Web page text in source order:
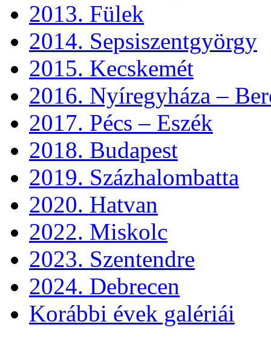
2013. Fülek
2014. Sepsiszentgyörgy
2015. Kecskemét
2016. Nyíregyháza –
2017. Pécs – Eszék
2018. Budapest
2019. Százhalombatta
2020. Hatvan
2022. Miskolc
2023. Szentendre
2024. Debrecen
Korábbi évek galériái